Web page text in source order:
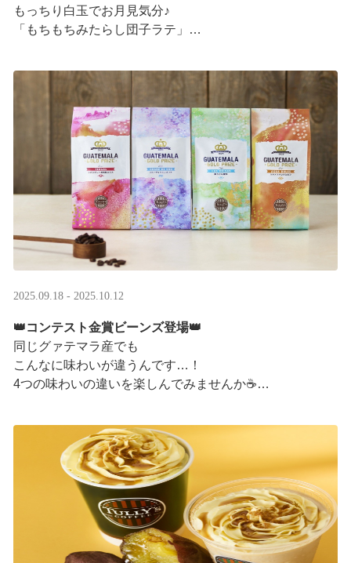
もっちり白玉でお月見気分♪
「もちもちみたらし団子ラテ」
お月様をモチーフにした
まんまるベアフルも皆様のご来店をお待ちしていま ···
2025.09.18 - 2025.10.12
👑コンテスト金賞ビーンズ登場👑
同じグァテマラ産でも
こんなに味わいが違うんです…！
4つの味わいの違いを楽しんでみませんか☕
グァテマラコーヒー体験イベントも実施中▼